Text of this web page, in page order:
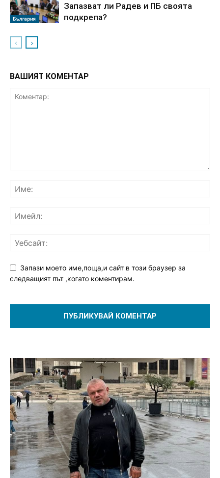
България
Запазват ли Радев и ПБ своята
подкрепа?
ВАШИЯТ КОМЕНТАР
Запази моето име,поща,и сайт в този браузер за
следващият път ,когато коментирам.